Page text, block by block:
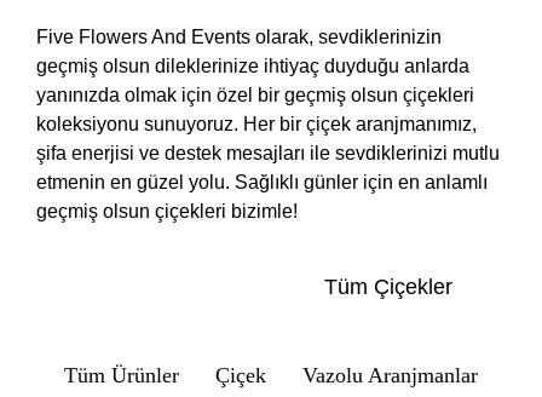
Five Flowers And Events olarak, sevdiklerinizin
geçmiş olsun dileklerinize ihtiyaç duyduğu anlarda
yanınızda olmak için özel bir geçmiş olsun çiçekleri
koleksiyonu sunuyoruz. Her bir çiçek aranjmanımız,
şifa enerjisi ve destek mesajları ile sevdiklerinizi mutlu
etmenin en güzel yolu. Sağlıklı günler için en anlamlı
geçmiş olsun çiçekleri bizimle!
Tüm Çiçekler
Tüm Ürünler Çiçek
Vazolu Aranjmanlar